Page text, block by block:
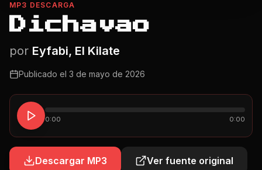
MP3 DESCARGA
Dichavao
por Eyfabi, El Kilate
Publicado el 3 de mayo de 2026
0:00 0:00
Descargar MP3 Ver fuente original